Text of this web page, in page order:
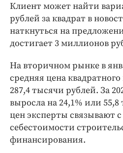
Клиент может найти
рублей за квадрат в
наткнуться на
достигает 3 миллионов
На вторичном рынке в
средняя цена
287,4 тысячи рублей. За
выросла на 24,1% или
цен эксперты связывают
себестоимости
финансирования.